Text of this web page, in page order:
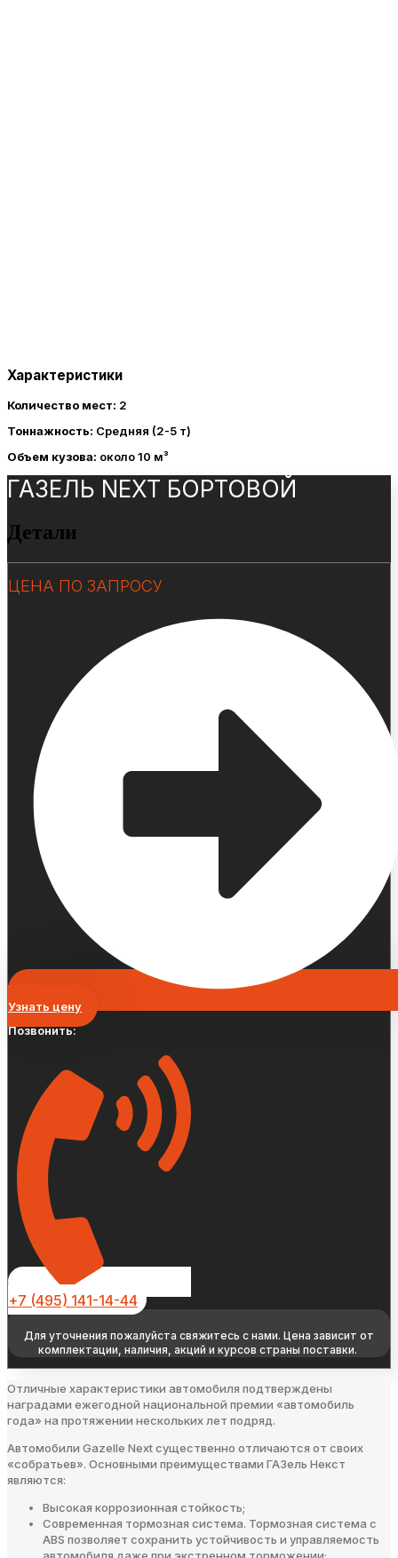
Характеристики
Количество мест: 2
Тоннажность: Средняя (2-5 т)
Объем кузова: около 10 м³
ГАЗЕЛЬ NEXT БОРТОВОЙ
Детали
ЦЕНА ПО ЗАПРОСУ
Узнать цену
Позвонить:
+7 (495) 141-14-44
Для уточнения пожалуйста свяжитесь с нами. Цена зависит от
комплектации, наличия, акций и курсов страны поставки.
Отличные характеристики автомобиля подтверждены
наградами ежегодной национальной премии «автомобиль
года» на протяжении нескольких лет подряд.
Автомобили Gazelle Next существенно отличаются от своих
«собратьев». Основными преимуществами ГАЗель Некст
являются:
Высокая коррозионная стойкость;
Современная тормозная система. Тормозная система с
ABS позволяет сохранить устойчивость и управляемость
автомобиля даже при экстренном торможении;